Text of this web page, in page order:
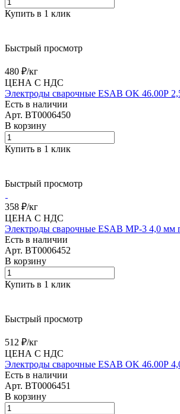
Купить в 1 клик
Быстрый просмотр
480 ₽/кг
ЦЕНА С НДС
Электроды сварочные ESAB OK 46.00Р
Есть в наличии
Арт. BT0006450
В корзину
Купить в 1 клик
Быстрый просмотр
358 ₽/кг
ЦЕНА С НДС
Электроды сварочные ESAB МР-3 4,0 мм
Есть в наличии
Арт. BT0006452
В корзину
Купить в 1 клик
Быстрый просмотр
512 ₽/кг
ЦЕНА С НДС
Электроды сварочные ESAB OK 46.00Р
Есть в наличии
Арт. BT0006451
В корзину